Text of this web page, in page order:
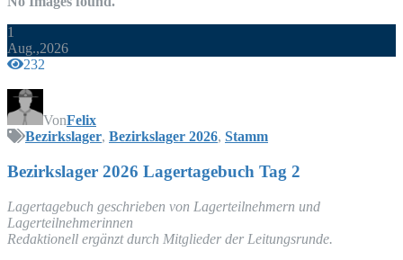
1
Aug.,2026
232
VonFelix
Bezirkslager, Bezirkslager 2026, Stamm
Bezirks­la­ger 2026 Lager­ta­ge­buch Tag 2
Lager­ta­ge­buch geschrie­ben von Lager­teil­neh­mern und
Lagerteilnehmerinnen
Redak­tio­nell ergänzt durch Mit­glie­der der Leitungsrunde.